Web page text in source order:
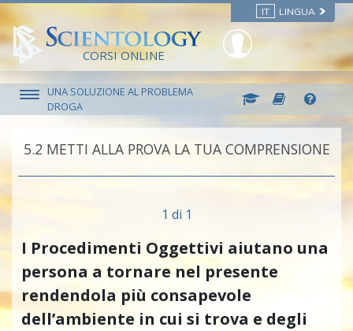
IT LINGUA
CORSI ONLINE
UNA SOLUZIONE AL PROBLEMA
DROGA
5.‎2 METTI ALLA PROVA LA TUA COMPRENSIONE
1 di 1
I Procedimenti Oggettivi aiutano una
persona a tornare nel presente
rendendola più consapevole
dell’ambiente in cui si trova e degli